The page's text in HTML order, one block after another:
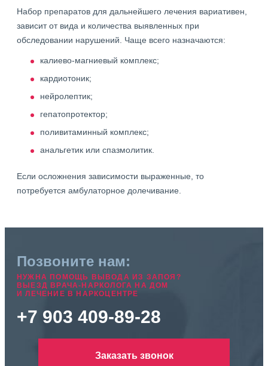
Набор препаратов для дальнейшего лечения вариативен,
зависит от вида и количества выявленных при
обследовании нарушений. Чаще всего назначаются:
калиево-магниевый комплекс;
кардиотоник;
нейролептик;
гепатопротектор;
поливитаминный комплекс;
анальгетик или спазмолитик.
Если осложнения зависимости выраженные, то
потребуется амбулаторное долечивание.
Позвоните нам:
НУЖНА ПОМОЩЬ ВЫВОДА ИЗ ЗАПОЯ?
ВЫЕЗД ВРАЧА-НАРКОЛОГА НА ДОМ
И ЛЕЧЕНИЕ В НАРКОЦЕНТРЕ
+7 903 409-89-28
Заказать звонок